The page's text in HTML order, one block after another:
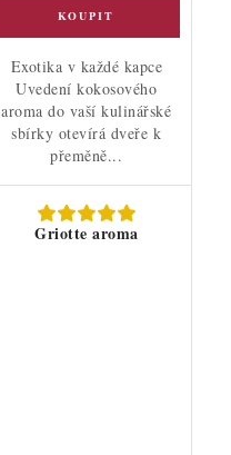
Exotika v každé kapce
Uvedení kokosového
aroma do vaší kulinářské
sbírky otevírá dveře k
přeměně...
Griotte aroma